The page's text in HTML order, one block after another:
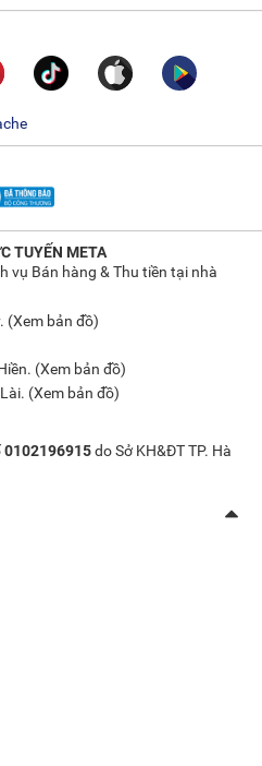
TUYẾN META
vụ Bán hàng & Thu tiền tại nhà
(Xem bản đồ)
(Xem bản đồ)
(Xem bản đồ)
0102196915do Sở KH&ĐT TP. Hà